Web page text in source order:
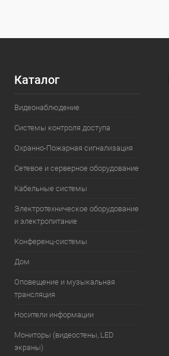
Каталог
Видеонаблюдение
Системы контроля доступа
Охранно-Пожарная сигнализация
Сетевое и серверное оборудование
Кабельные системы
Электротехническое оборудование
и электропитание
Конференц-системы
Дом
Оповещение и музыкальная
трансляция
Носители информации
Мониторы (видеостены, LED
экраны)